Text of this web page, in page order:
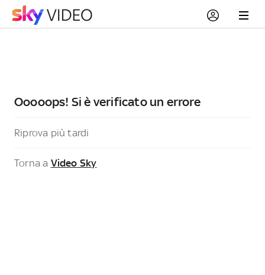
Ooooops! Si è verificato un errore
Riprova più tardi
Torna a Video Sky